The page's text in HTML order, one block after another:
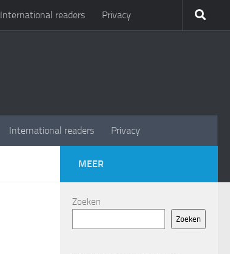
International readers Privacy
International readers Privacy
MEER
Zoeken
Zoeken